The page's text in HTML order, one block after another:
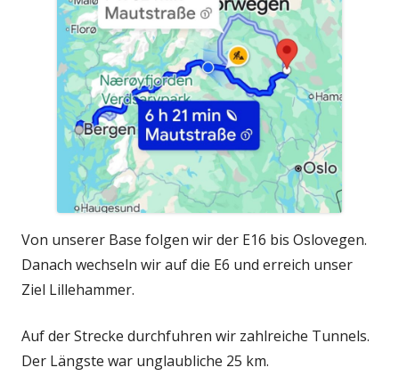
Von unserer Base folgen wir der E16 bis Oslovegen.
Danach wechseln wir auf die E6 und erreich unser
Ziel Lillehammer.
Auf der Strecke durchfuhren wir zahlreiche Tunnels.
Der Längste war unglaubliche 25 km.